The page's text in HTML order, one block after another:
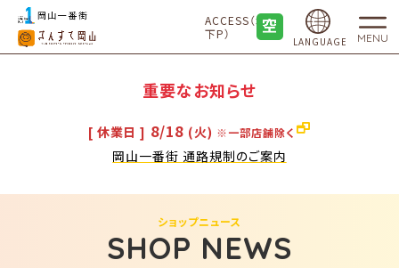
ACCESS（地
下P）
LANGUAGE MENU
重要なお知らせ
[ 休業日 ] 8/18 (火) ※一部店舗除く
岡山一番街 通路規制のご案内
SHOP NEWS
ショップニュース